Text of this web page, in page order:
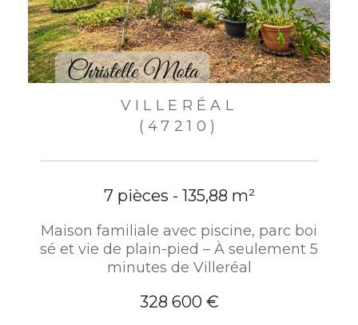
VILLERÉAL
(47210)
7 pièces - 135,88 m²
Maison familiale avec piscine, parc boi
sé et vie de plain-pied – À seulement 5
minutes de Villeréal
328 600 €